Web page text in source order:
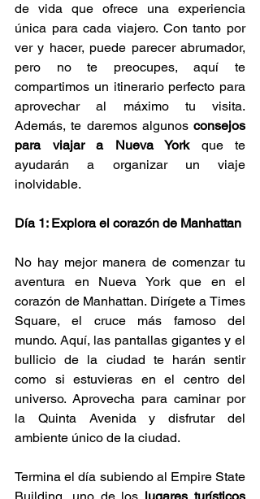
de vida que ofrece una experiencia
única para cada viajero. Con tanto por
ver y hacer, puede parecer abrumador,
pero no te preocupes, aquí te
compartimos un itinerario perfecto para
aprovechar al máximo tu visita.
Además, te daremos algunos consejos
para viajar a Nueva York que te
ayudarán a organizar un viaje
inolvidable.
Día 1: Explora el corazón de Manhattan
No hay mejor manera de comenzar tu
aventura en Nueva York que en el
corazón de Manhattan. Dirígete a Times
Square, el cruce más famoso del
mundo. Aquí, las pantallas gigantes y el
bullicio de la ciudad te harán sentir
como si estuvieras en el centro del
universo. Aprovecha para caminar por
la Quinta Avenida y disfrutar del
ambiente único de la ciudad.
Termina el día subiendo al Empire State